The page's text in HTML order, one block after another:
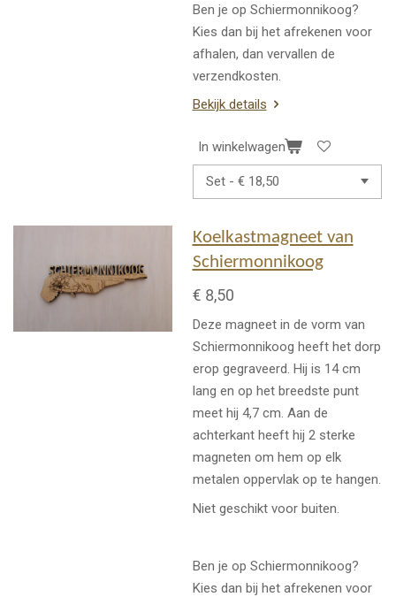
Ben je op Schiermonnikoog?
Kies dan bij het afrekenen voor
afhalen, dan vervallen de
verzendkosten.
Bekijk details
In winkelwagen
Koelkastmagneet van
Schiermonnikoog
€ 8,50
Deze magneet in de vorm van
Schiermonnikoog heeft het dorp
erop gegraveerd. Hij is 14 cm
lang en op het breedste punt
meet hij 4,7 cm. Aan de
achterkant heeft hij 2 sterke
magneten om hem op elk
metalen oppervlak op te hangen.
Niet geschikt voor buiten.
Ben je op Schiermonnikoog?
Kies dan bij het afrekenen voor